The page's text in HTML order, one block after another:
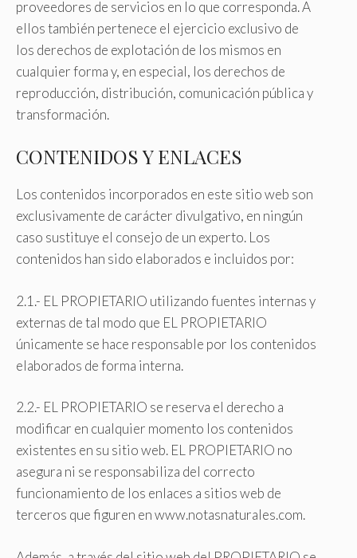
proveedores de servicios en lo que corresponda. A
ellos también pertenece el ejercicio exclusivo de
los derechos de explotación de los mismos en
cualquier forma y, en especial, los derechos de
reproducción, distribución, comunicación pública y
transformación.
CONTENIDOS Y ENLACES
Los contenidos incorporados en este sitio web son
exclusivamente de carácter divulgativo, en ningún
caso sustituye el consejo de un experto. Los
contenidos han sido elaborados e incluidos por:
2.1.- EL PROPIETARIO utilizando fuentes internas y
externas de tal modo que EL PROPIETARIO
únicamente se hace responsable por los contenidos
elaborados de forma interna.
2.2.- EL PROPIETARIO se reserva el derecho a
modificar en cualquier momento los contenidos
existentes en su sitio web. EL PROPIETARIO no
asegura ni se responsabiliza del correcto
funcionamiento de los enlaces a sitios web de
terceros que figuren en www.notasnaturales.com.